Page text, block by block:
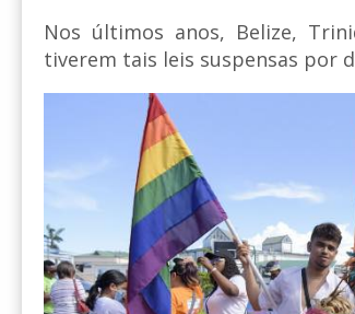
Nos últimos anos, Belize,
tiverem tais leis suspensas por